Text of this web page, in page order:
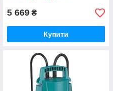
5 669 ₴
Купити